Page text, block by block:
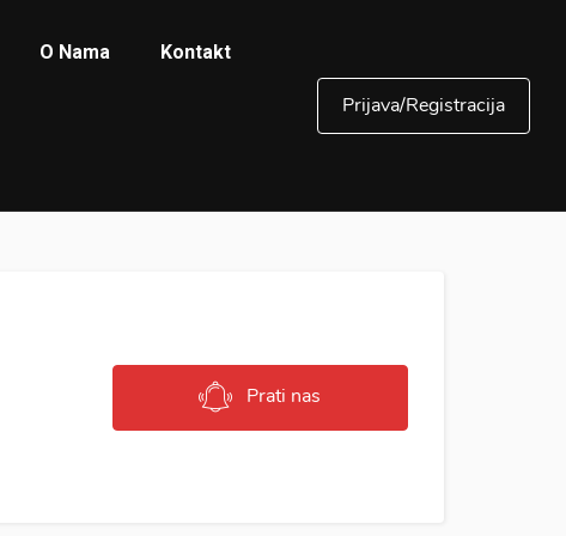
O Nama Kontakt
Prijava/Registracija
Prati nas